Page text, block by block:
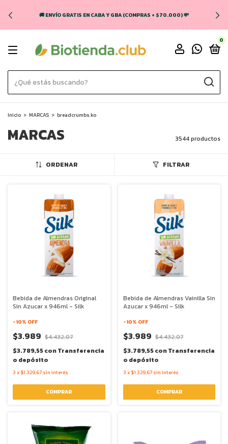
🚚 ENVÍO GRATIS EN CABA Y GBA (COMPRAS + $70.000) 💸
0
Inicio > MARCAS > breadcrumbs.ko
MARCAS 3544 productos
ORDENAR FILTRAR
Bebida de Almendras Original
Sin Azucar x 946ml - Silk
-10% OFF
$3.989 $4.432,07
$3.789,55conTransferencia
o depósito
3 x $1.329,67 sin interés
Bebida de Almendras Vainilla Sin
Azucar x 946ml - Silk
-10% OFF
$3.989 $4.432,07
$3.789,55conTransferencia
o depósito
3 x $1.329,67 sin interés